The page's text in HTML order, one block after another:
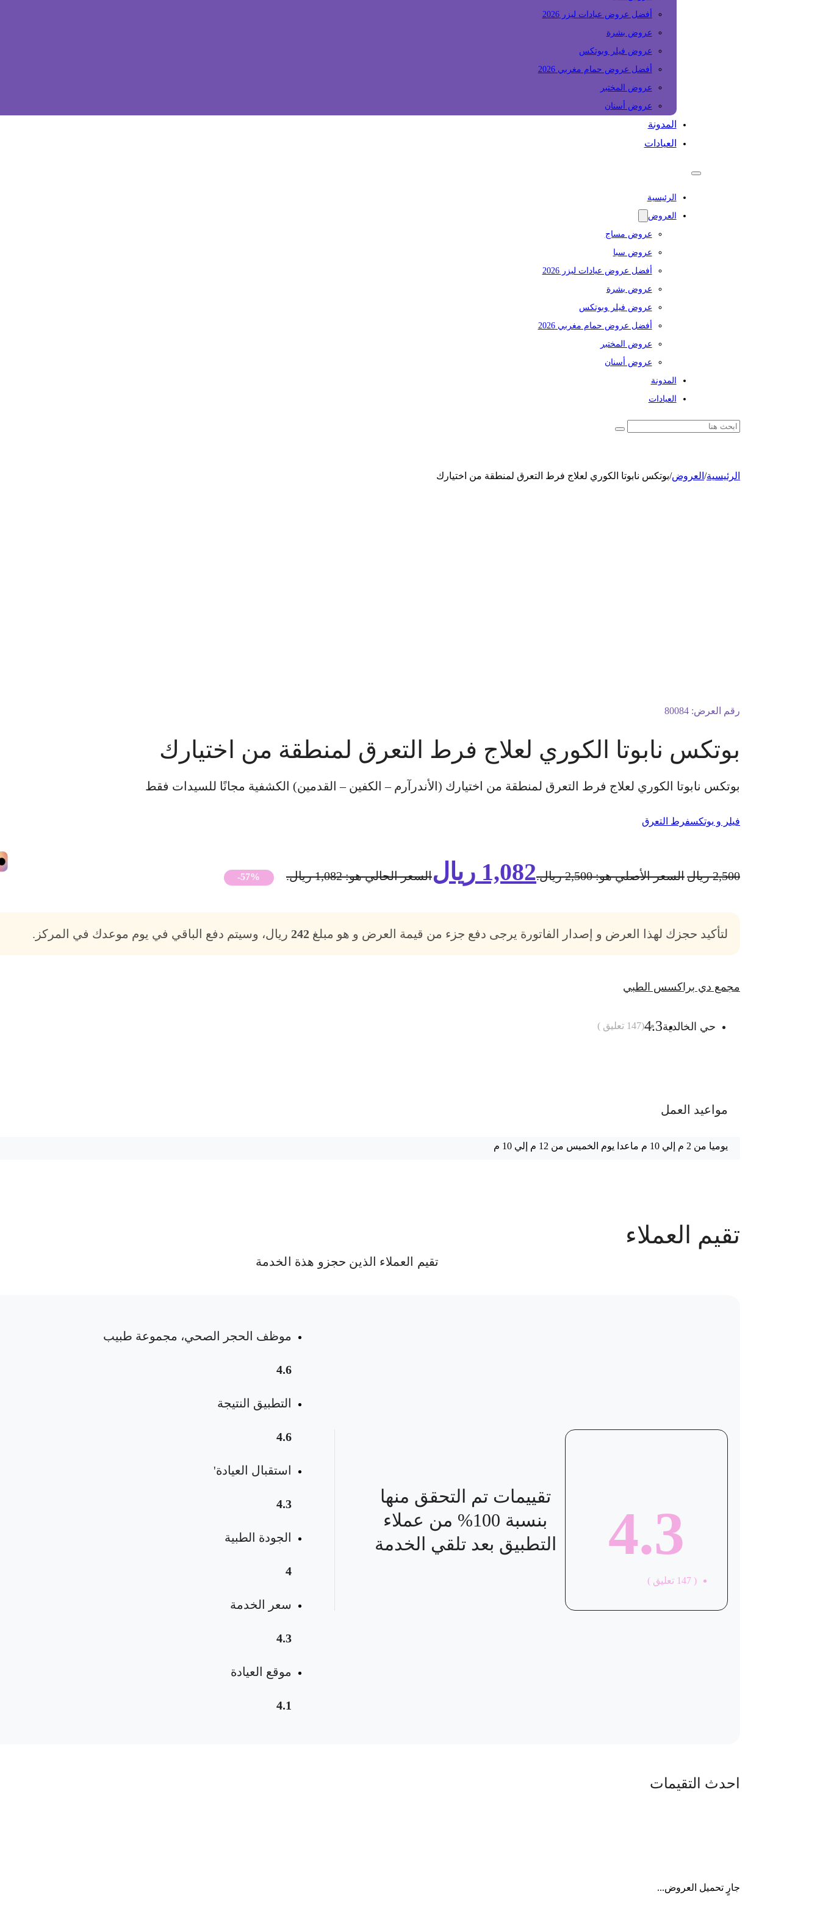
أفضل عروض عيادات ليزر 2026
عروض بشرة
عروض فيلر وبوتكس
أفضل عروض حمام مغربي 2026
عروض المختبر
عروض أسنان
المدونة
العيادات
الرئيسية
العروض
عروض مساج
عروض سبا
أفضل عروض عيادات ليزر 2026
عروض بشرة
عروض فيلر وبوتكس
أفضل عروض حمام مغربي 2026
عروض المختبر
عروض أسنان
المدونة
العيادات
الرئيسية/ العروض/بوتكس نابوتا الكوري لعلاج فرط التعرق لمنطقة من اختيارك
رقم العرض:80084
بوتكس نابوتا الكوري لعلاج فرط التعرق لمنطقة من اختيارك
بوتكس نابوتا الكوري لعلاج فرط التعرق لمنطقة من اختيارك (الأندرآرم – الكفين – القدمين) الكشفية مجانًا للسيدات فقط
فيلر و بوتكسفرط التعرق
2,500 ريالالسعر الأصلي هو: 2,500 ريال. 1,082 ريالالسعر الحالي هو: 1,082 ريال. -57%
لتأكيد حجزك لهذا العرض و إصدار الفاتورة يرجى دفع جزء من قيمة العرض و هو مبلغ242 ريال، وسيتم دفع الباقي في يوم موعدك في المركز.
مجمع دي براكسس الطبي
حي الخالدية4.3
(
147 تعليق )
مواعيد العمل
يوميا من 2 م إلي 10 م ماعدا يوم الخميس من 12 م إلي 10 م
147 حجز
تقيم العملاء
تقيم العملاء الذين حجزو هذة الخدمة
4.3
(
147 تعليق )
تقييمات تم التحقق منها
بنسبة 100% من عملاء
التطبيق بعد تلقي الخدمة
موظف الحجر الصحي، مجموعة طبيب
4.6
التطبيق النتيجة
4.6
استقبال العيادة'
4.3
الجودة الطبية
4
سعر الخدمة
4.3
موقع العيادة
4.1
احدث التقيمات
جارٍ تحميل العروض...